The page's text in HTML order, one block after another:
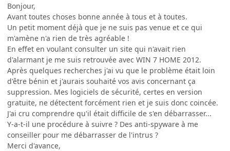
Bonjour,
Avant toutes choses bonne année à tous et à toutes.
Un petit moment déjà que je ne suis pas venue et ce qui
m'amène n'a rien de très agréable !
En effet en voulant consulter un site qui n'avait rien
d'alarmant je me suis retrouvée avec WIN 7 HOME 2012.
Après quelques recherches j'ai vu que le problème était loin
d'être bénin et j'aurais souhaité vos avis concernant ça
suppression. Mes logiciels de sécurité, certes en version
gratuite, ne détectent forcément rien et je suis donc coincée.
J'ai cru comprendre qu'il était difficile de s'en débarrasser...
Y-a-t-il une procédure à suivre ? Des anti-spyware à me
conseiller pour me débarrasser de l'intrus ?
Merci d'avance,